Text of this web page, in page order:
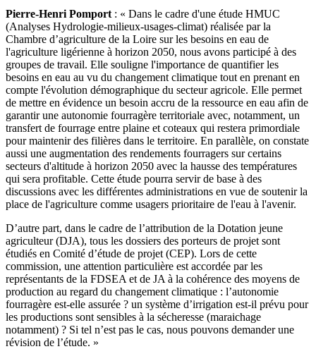
Pierre-Henri Pomport : « Dans le cadre d'une étude HMUC
(Analyses Hydrologie-milieux-usages-climat) réalisée par la
Chambre d’agriculture de la Loire sur les besoins en eau de
l'agriculture ligérienne à horizon 2050, nous avons participé à des
groupes de travail. Elle souligne l'importance de quantifier les
besoins en eau au vu du changement climatique tout en prenant en
compte l'évolution démographique du secteur agricole. Elle permet
de mettre en évidence un besoin accru de la ressource en eau afin de
garantir une autonomie fourragère territoriale avec, notamment, un
transfert de fourrage entre plaine et coteaux qui restera primordiale
pour maintenir des filières dans le territoire. En parallèle, on constate
aussi une augmentation des rendements fourragers sur certains
secteurs d'altitude à horizon 2050 avec la hausse des températures
qui sera profitable. Cette étude pourra servir de base à des
discussions avec les différentes administrations en vue de soutenir la
place de l'agriculture comme usagers prioritaire de l'eau à l'avenir.
D’autre part, dans le cadre de l’attribution de la Dotation jeune
agriculteur (DJA), tous les dossiers des porteurs de projet sont
étudiés en Comité d’étude de projet (CEP). Lors de cette
commission, une attention particulière est accordée par les
représentants de la FDSEA et de JA à la cohérence des moyens de
production au regard du changement climatique : l’autonomie
fourragère est-elle assurée ? un système d’irrigation est-il prévu pour
les productions sont sensibles à la sécheresse (maraichage
notamment) ? Si tel n’est pas le cas, nous pouvons demander une
révision de l’étude. »